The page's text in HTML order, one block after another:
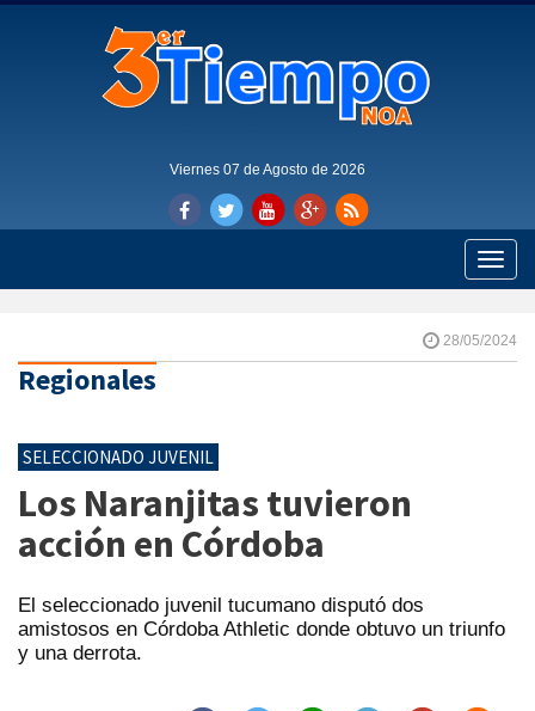
Viernes 07 de Agosto de 2026
Toggle
28/05/2024
Regionales
SELECCIONADO JUVENIL
Los Naranjitas tuvieron
acción en Córdoba
El seleccionado juvenil tucumano disputó dos
amistosos en Córdoba Athletic donde obtuvo un triunfo
y una derrota.